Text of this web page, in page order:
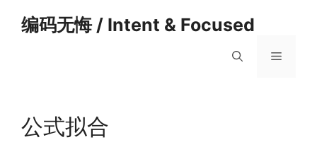
编码无悔 / Intent & Focused
菜
公式拟合